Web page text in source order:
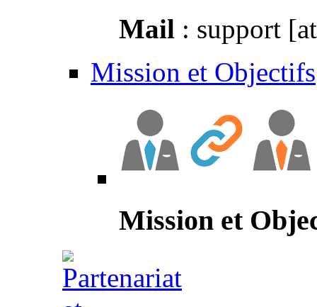
Mail : support
Mission et Objectifs
Mission et